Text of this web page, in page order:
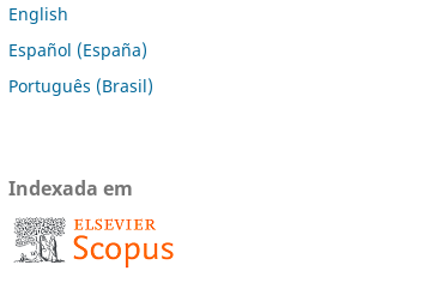
English
Español (España)
Português (Brasil)
Indexada em